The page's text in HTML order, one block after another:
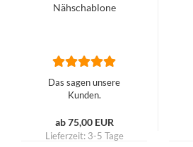
Nähschablone
Das sagen unsere
Kunden.
ab 75,00 EUR
Lieferzeit: 3-5 Tage